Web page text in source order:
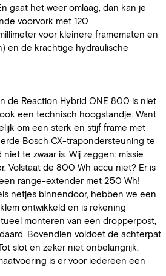
gaat het weer omlaag, dan kan je
voorvork met 120
voor kleinere framematen en
en de krachtige hydraulische
de Reaction Hybrid ONE 800 is niet
een technisch hoogstandje. Want
om een sterk en stijf frame met
Bosch CX-trapondersteuning te
te zwaar is. Wij zeggen: missie
Volstaat de 800 Wh accu niet? Er is
range-extender met 250 Wh!
netjes binnendoor, hebben we een
ontwikkeld en is rekening
monteren van een dropperpost,
Bovendien voldoet de achterpat
slot en zeker niet onbelangrijk:
is er voor iedereen een